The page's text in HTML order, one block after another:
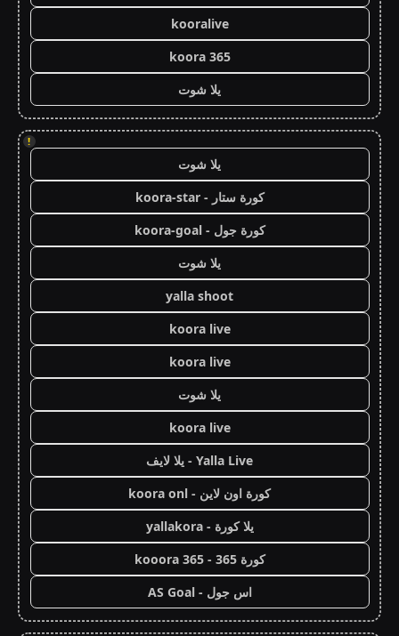
kooralive
koora 365
يلا شوت
!
يلا شوت
كورة ستار - koora-star
كورة جول - koora-goal
يلا شوت
yalla shoot
koora live
koora live
يلا شوت
koora live
Yalla Live - يلا لايف
كورة اون لاين - koora onl
يلا كورة - yallakora
كورة 365 - kooora 365
اس جول - AS Goal